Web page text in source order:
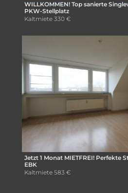
WILLKOMMEN! Top sanierte
PKW-Stellplatz
Kaltmiete 330 €
Jetzt 1 Monat MIETFREI! Perfekte
EBK
Kaltmiete 583 €